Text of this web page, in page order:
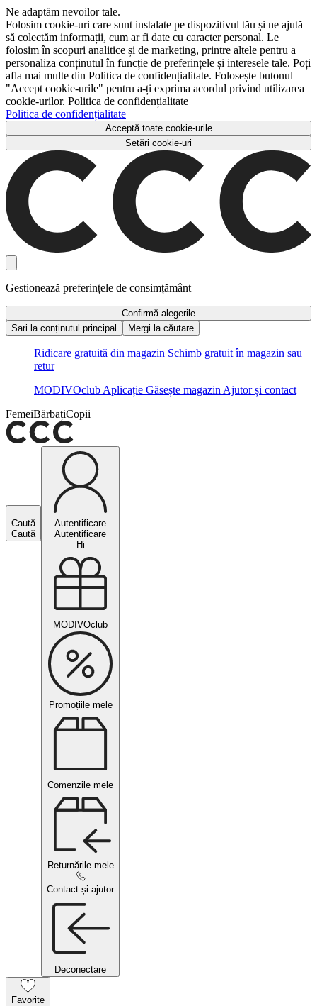
Ne adaptăm nevoilor tale.
Folosim cookie-uri care sunt instalate pe dispozitivul tău și ne ajută
să colectăm informații, cum ar fi date cu caracter personal. Le
folosim în scopuri analitice și de marketing, printre altele pentru a
personaliza conținutul în funcție de preferințele și interesele tale. Poți
afla mai multe din Politica de confidențialitate. Folosește butonul
"Accept cookie-urile" pentru a-ți exprima acordul privind utilizarea
cookie-urilor. Politica de confidențialitate
Politica de confidențialitate
Acceptă toate cookie-urile
Setări cookie-uri
Gestionează preferințele de consimțământ
Confirmă alegerile
Sari la conținutul principal
Mergi la căutare
Ridicare gratuită din magazin Schimb gratuit în magazin sau
retur
MODIVOclub Aplicație Găsește magazin Ajutor și contact
FemeiBărbațiCopii
Caută
Caută
Autentificare
Autentificare
Hi
MODIVOclub
Promoțiile mele
Comenzile mele
Returnările mele
Contact și ajutor
Deconectare
Favorite